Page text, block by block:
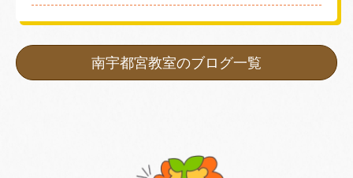
南宇都宮教室のブログ一覧